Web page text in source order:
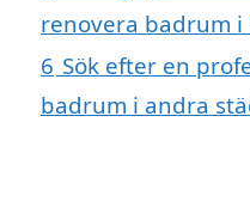
renovera badrum i
6 Sök efter en
badrum i andra